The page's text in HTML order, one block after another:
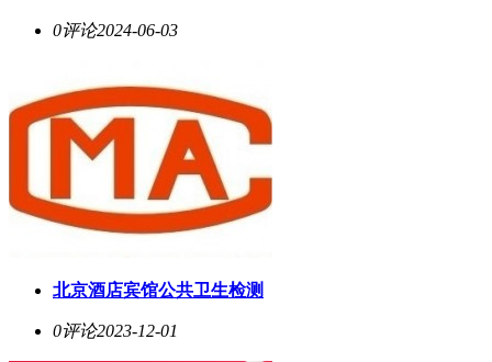
0评论2024-06-03
北京酒店宾馆公共卫生检测
0评论2023-12-01